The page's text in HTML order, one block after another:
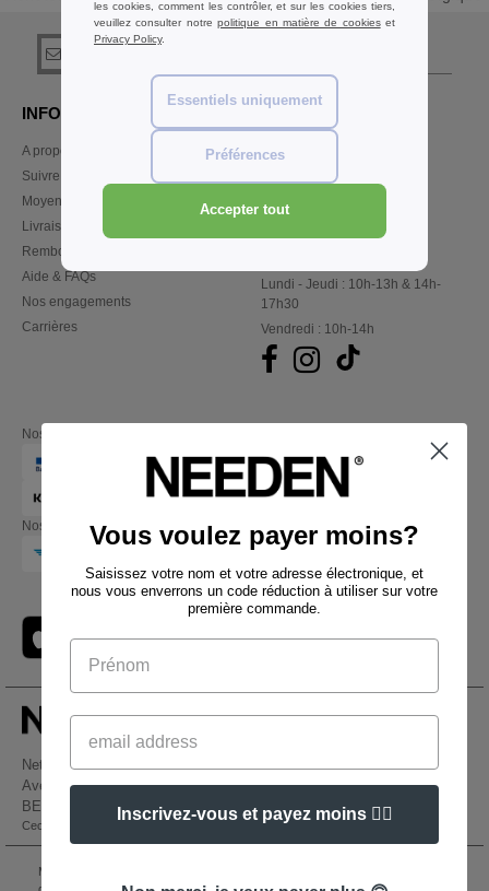
INFORMATION
A propos de Needen
Suivre ma commande
Moyens de paiement
Livraison
Remboursements/retours
Aide & FAQs
Nos engagements
Carrières
CONTACTEZ-NOUS
Service Client
ventes@needen.be
Lundi - Jeudi : 10h-13h & 14h-
17h30
Vendredi : 10h-14h
Nos partenaires financiers
Nos transporteurs
Netenders Belgium SRL
Avenue Hermann-Debroux 54, 1160, Bruxelles
BE61 3632 1629 8017
Ceci n'est PAS l'adresse de retour. Pour les retours, voir ici
Mentions Légales
les cookies, comment les contrôler, et sur les cookies tiers,
veuillez consulter notrepolitique en matière de cookieset
Privacy Policy.
Essentiels uniquement
Préférences
Accepter tout
Vous voulez payer moins?
Saisissez votre nom et votre adresse électronique, et
nous vous enverrons un code réduction à utiliser sur votre
première commande.
Inscrivez-vous et payez moins 👍🏼